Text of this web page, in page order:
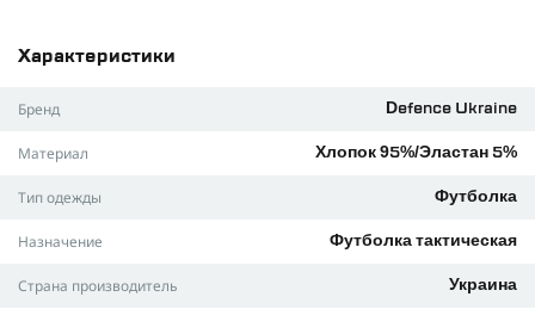
выбран с особым вниманием, чтобы обеспечить
максимальный комфорт в любых условиях.
95% ультра мягкого хлопка
воздухопроницаемость, длительное сохранение формы и
Модель подходит для любой активности, от ежедневных
трех цветов:
черный, оливковый и серый.
Характеристики
Бренд Defence Ukraine
Материал Хлопок 95%/Эластан 5%
Тип одежды Футболка
Назначение Футболка тактическая
Страна производитель Украина